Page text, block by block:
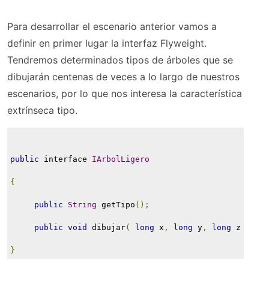
Para desarrollar el escenario anterior vamos a
definir en primer lugar la interfaz Flyweight.
Tendremos determinados tipos de árboles que se
dibujarán centenas de veces a lo largo de nuestros
escenarios, por lo que nos interesa la característica
extrínseca tipo.
public interface IArbolLigero
{
public String getTipo ();
public void dibujar( long x , long y , long z
}